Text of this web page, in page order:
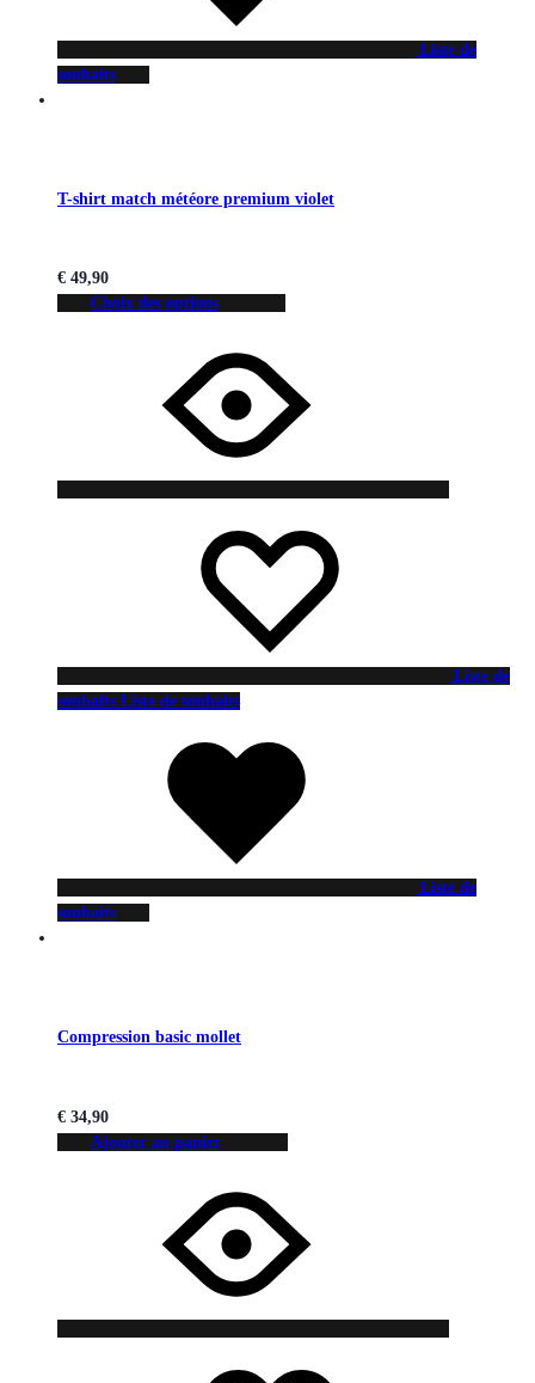
Liste de
souhaits
T-shirt match météore premium violet
€ 49,90
Choix des options
Liste de
souhaits Liste de souhaits
Liste de
souhaits
Compression basic mollet
€ 34,90
Ajouter au panier